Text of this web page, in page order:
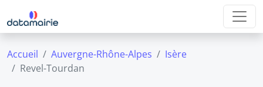
Accueil Auvergne-Rhône-Alpes
Isère
Revel-Tourdan